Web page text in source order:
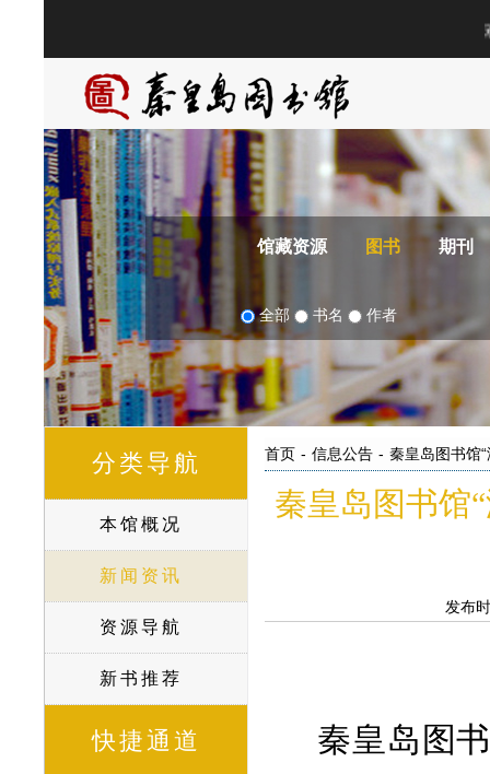
馆藏资源 图书 期刊
全部 书名 作者
分类导航
本馆概况
新闻资讯
资源导航
新书推荐
快捷通道
首页 - 信息公告 - 秦皇岛图书馆
秦皇岛图书馆
发布
秦皇岛图